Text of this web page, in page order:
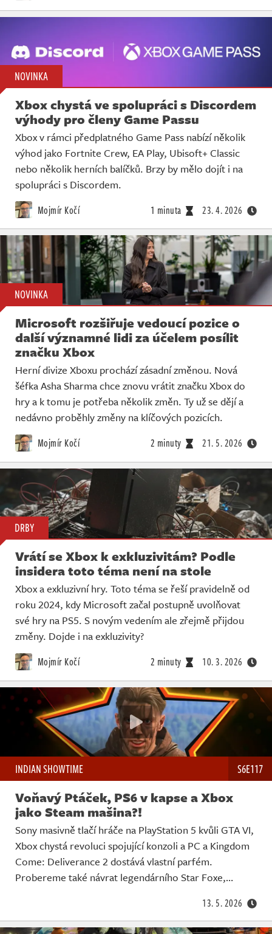
NOVINKA
Xbox chystá ve spolupráci s Discordem
výhody pro členy Game Passu
Xbox v rámci předplatného Game Pass nabízí několik
výhod jako Fortnite Crew, EA Play, Ubisoft+ Classic
nebo několik herních balíčků. Brzy by mělo dojít i na
spolupráci s Discordem.
Mojmír Kočí 1 minuta 23. 4. 2026
NOVINKA
Microsoft rozšiřuje vedoucí pozice o
další významné lidi za účelem posílit
značku Xbox
Herní divize Xboxu prochází zásadní změnou. Nová
šéfka Asha Sharma chce znovu vrátit značku Xbox do
hry a k tomu je potřeba několik změn. Ty už se dějí a
nedávno proběhly změny na klíčových pozicích.
Mojmír Kočí 2 minuty 21. 5. 2026
DRBY
Vrátí se Xbox k exkluzivitám? Podle
insidera toto téma není na stole
Xbox a exkluzivní hry. Toto téma se řeší pravidelně od
roku 2024, kdy Microsoft začal postupně uvolňovat
své hry na PS5. S novým vedením ale zřejmě přijdou
změny. Dojde i na exkluzivity?
Mojmír Kočí 2 minuty 10. 3. 2026
INDIAN SHOWTIME S6E117
Voňavý Ptáček, PS6 v kapse a Xbox
jako Steam mašina?!
Sony masivně tlačí hráče na PlayStation 5 kvůli GTA VI,
Xbox chystá revoluci spojující konzoli a PC a Kingdom
Come: Deliverance 2 dostává vlastní parfém.
Probereme také návrat legendárního Star Foxe,…
13. 5. 2026